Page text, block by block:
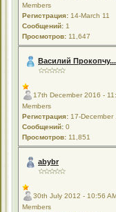
Members
Регистрация: 14-March 11
Сообщений: 1
Просмотров: 11,647
Василий Прокопчу...
17th December 2016 -
Members
Регистрация: 17-December
Сообщений: 0
Просмотров: 11,851
abybr
30th July 2012 - 10:56
Members